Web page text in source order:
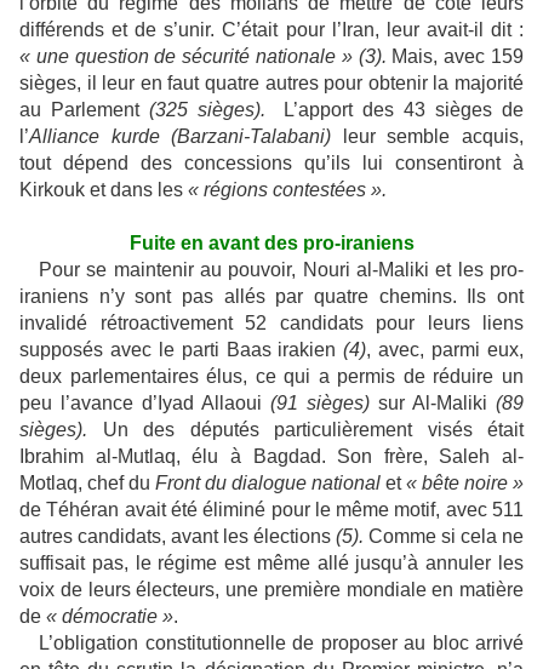
différends et de s’unir. C’était pour l’Iran, leur avait-il dit :
« une question de sécurité nationale » (3). Mais, avec 159
sièges, il leur en faut quatre autres pour obtenir la majorité
au Parlement (325 sièges). L’apport des 43 sièges de
l’Alliance kurde (Barzani-Talabani) leur semble acquis,
tout dépend des concessions qu’ils lui consentiront à
Kirkouk et dans les « régions contestées ».
Fuite en avant des pro-iraniens
Pour se maintenir au pouvoir, Nouri al-Maliki et les pro-
iraniens n’y sont pas allés par quatre chemins. Ils ont
invalidé rétroactivement 52 candidats pour leurs liens
supposés avec le parti Baas irakien(4), avec, parmi eux,
deux parlementaires élus, ce qui a permis de réduire un
peu l’avance d’Iyad Allaoui (91 sièges) sur Al-Maliki (89
sièges). Un des députés particulièrement visés était
Ibrahim al-Mutlaq, élu à Bagdad. Son frère, Saleh al-
Motlaq, chef du Front du dialogue national et« bête noire »
de Téhéran avait été éliminé pour le même motif, avec 511
autres candidats, avant les élections (5). Comme si cela ne
suffisait pas, le régime est même allé jusqu’à annuler les
voix de leurs électeurs, une première mondiale en matière
de « démocratie ».
L’obligation constitutionnelle de proposer au bloc arrivé